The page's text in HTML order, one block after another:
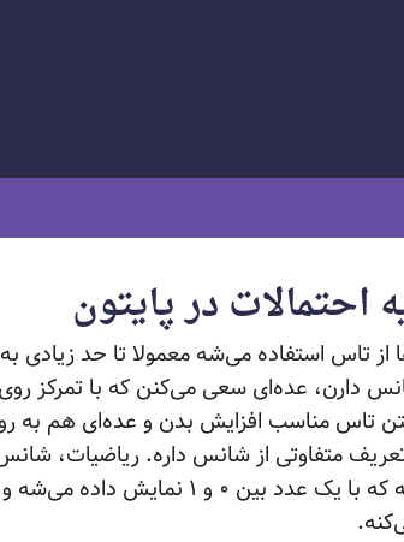
احتمالات در پایتون
از تاس استفاده می‌شه معمولا تا حد زیادی
دارن، عده‌ای سعی می‌کنن که با تمرکز
تاس مناسب افزایش بدن و عده‌ای هم
متفاوتی از شانس داره. ریاضیات،
داده می‌شه و همون‌طور که می‌دونین در مبحث